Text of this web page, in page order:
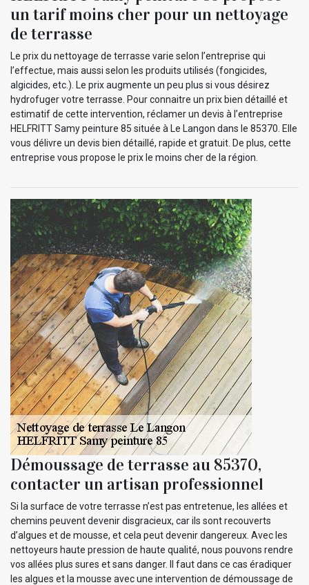
un tarif moins cher pour un nettoyage
de terrasse
Le prix du nettoyage de terrasse varie selon l’entreprise qui
l’effectue, mais aussi selon les produits utilisés (fongicides,
algicides, etc.). Le prix augmente un peu plus si vous désirez
hydrofuger votre terrasse. Pour connaitre un prix bien détaillé et
estimatif de cette intervention, réclamer un devis à l’entreprise
HELFRITT Samy peinture 85 située à Le Langon dans le 85370. Elle
vous délivre un devis bien détaillé, rapide et gratuit. De plus, cette
entreprise vous propose le prix le moins cher de la région.
Démoussage de terrasse au 85370,
contacter un artisan professionnel
Si la surface de votre terrasse n’est pas entretenue, les allées et
chemins peuvent devenir disgracieux, car ils sont recouverts
d’algues et de mousse, et cela peut devenir dangereux. Avec les
nettoyeurs haute pression de haute qualité, nous pouvons rendre
vos allées plus sures et sans danger. Il faut dans ce cas éradiquer
les algues et la mousse avec une intervention de démoussage de